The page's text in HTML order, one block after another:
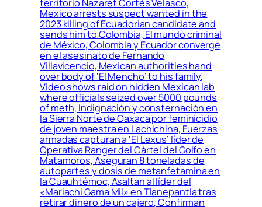
territorio Nazaret Cortés Velasco,
Mexico arrests suspect wanted in the
2023 killing of Ecuadorian candidate and
sends him to Colombia, El mundo criminal
de México, Colombia y Ecuador converge
en el asesinato de Fernando
Villavicencio, Mexican authorities hand
over body of ‘El Mencho’ to his family,
Video shows raid on hidden Mexican lab
where officials seized over 5000 pounds
of meth, Indignación y consternación en
la Sierra Norte de Oaxaca por feminicidio
de joven maestra en Lachichina, Fuerzas
armadas capturan a ‘El Lexus’ líder de
Operativa Ranger del Cártel del Golfo en
Matamoros, Aseguran 8 toneladas de
autopartes y dosis de metanfetamina en
la Cuauhtémoc, Asaltan al líder del
«Mariachi Gama Mil» en Tlanepantla tras
retirar dinero de un cajero, Confirman